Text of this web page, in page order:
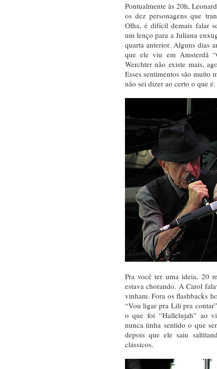
Pontualmente às 20h,
os dez personagens que
Olha, é difícil demais falar
um lenço para a Juliana
quarta anterior. Alguns dias
que ele viu em Amsterdã
Werchter não existe mais,
Esses sentimentos são muito
não sei dizer ao certo o que é.
Pra você ter uma ideia, 20
estava chorando. A Carol
vinham. Fora os flashbacks
“Vou ligar pra Lili pra
o que foi “Hallelujah” ao
nunca tinha sentido o que
depois que ele saiu
clássicos.